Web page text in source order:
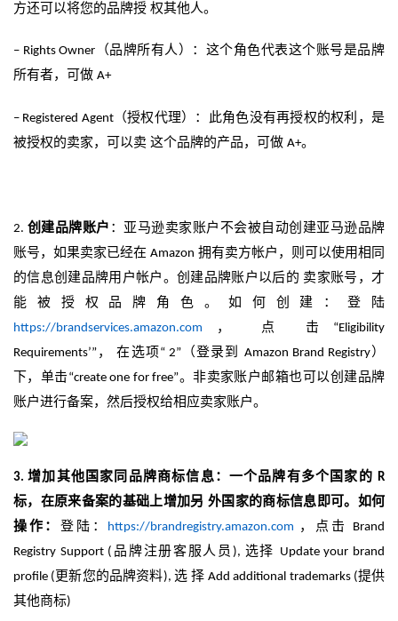
方还可以将您的品牌授 权其他人。
– Rights Owner （品牌所有人）：这个角色代表这个账号是品牌
所有者，可做 A+
– Registered Agent（授权代理）：此角色没有再授权的权利，是
被授权的卖家，可以卖 这个品牌的产品，可做 A+。
2. 创建品牌账户 ：亚马逊卖家账户不会被自动创建亚马逊品牌
账号，如果卖家已经在Amazon 拥有卖方帐户，则可以使用相同
的信息创建品牌用户帐户。创建品牌账户以后的 卖家账号，才
能被授权品牌角色。如何创建：登陆
https://brandservices.amazon.com ， 点 击 “Eligibility
Requirements’” ， 在选项 “ 2”（登录到 Amazon Brand Registry）
下，单击 “createone for free”。非卖家账户邮箱也可以创建品牌
账户进行备案，然后授权给相应卖家账户。
3.增加其他国家同品牌商标信息：一个品牌有多个国家的 R
标，在原来备案的基础上增加另 外国家的商标信息即可。如何
操作：登陆： https://brandregistry.amazon.com ，点击 Brand
Registry Support ( 品牌注册客服人员 ), 选择 Update your brand
profile ( 更新您的品牌资料), 选 择Add additional trademarks (提供
其他商标)